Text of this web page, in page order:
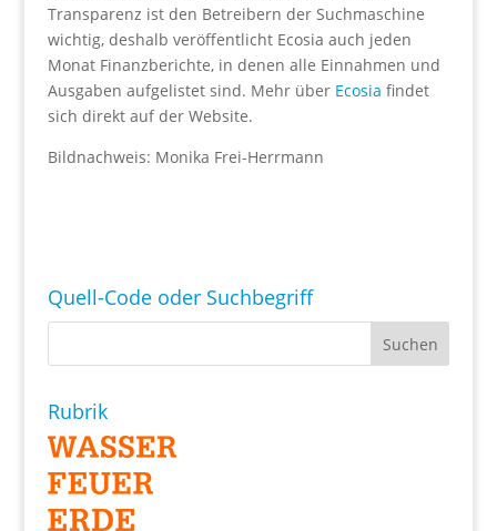
Transparenz ist den Betreibern der Suchmaschine
wichtig, deshalb veröffentlicht Ecosia auch jeden
Monat Finanzberichte, in denen alle Einnahmen und
Ausgaben aufgelistet sind. Mehr über Ecosia findet
sich direkt auf der Website.
Bildnachweis: Monika Frei-Herrmann
Quell-Code oder Suchbegriff
Rubrik